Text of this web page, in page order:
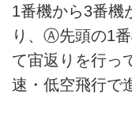
1番機から3番機
り、Ⓐ先頭の1
て宙返りを行っ
速・低空飛行で